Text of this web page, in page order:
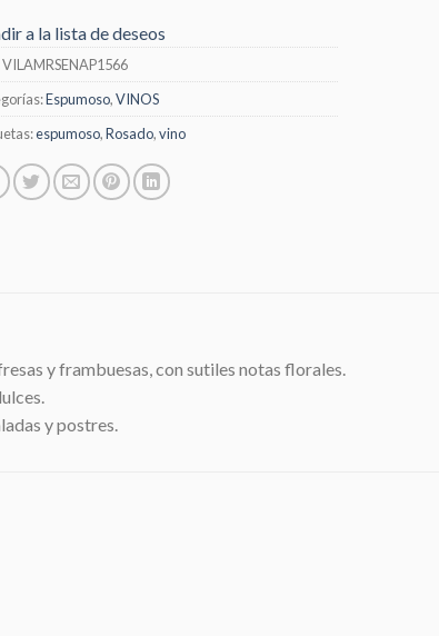
a la lista de deseos
VILAMRSENAP1566
Espumoso,VINOS
espumoso,Rosado,vino
y frambuesas, con sutiles notas florales.
y postres.